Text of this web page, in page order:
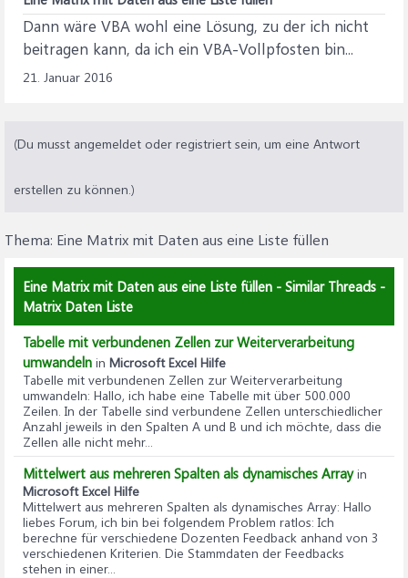
Dann wäre VBA wohl eine Lösung, zu der ich nicht
beitragen kann, da ich ein VBA-Vollpfosten bin...
21. Januar 2016
(Du musst angemeldet oder registriert sein, um eine Antwort
erstellen zu können.)
Thema: Eine Matrix mit Daten aus eine Liste füllen
Eine Matrix mit Daten aus eine Liste füllen - Similar Threads -
Matrix Daten Liste
Tabelle mit verbundenen Zellen zur Weiterverarbeitung
umwandeln in Microsoft Excel Hilfe
Tabelle mit verbundenen Zellen zur Weiterverarbeitung
umwandeln: Hallo, ich habe eine Tabelle mit über 500.000
Zeilen. In der Tabelle sind verbundene Zellen unterschiedlicher
Anzahl jeweils in den Spalten A und B und ich möchte, dass die
Zellen alle nicht mehr...
Mittelwert aus mehreren Spalten als dynamisches Arrayin
Microsoft Excel Hilfe
Mittelwert aus mehreren Spalten als dynamisches Array: Hallo
liebes Forum, ich bin bei folgendem Problem ratlos: Ich
berechne für verschiedene Dozenten Feedback anhand von 3
verschiedenen Kriterien. Die Stammdaten der Feedbacks
stehen in einer...